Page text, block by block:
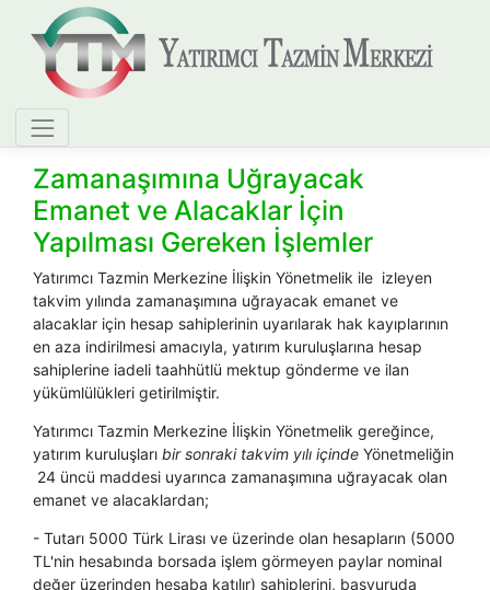
Zamanaşımına Uğrayacak
Emanet ve Alacaklar İçin
Yapılması Gereken İşlemler
Yatırımcı Tazmin Merkezine İlişkin Yönetmelik ile izleyen
takvim yılında zamanaşımına uğrayacak emanet ve
alacaklar için hesap sahiplerinin uyarılarak hak kayıplarının
en aza indirilmesi amacıyla, yatırım kuruluşlarına hesap
sahiplerine iadeli taahhütlü mektup gönderme ve ilan
yükümlülükleri getirilmiştir.
Yatırımcı Tazmin Merkezine İlişkin Yönetmelik gereğince,
yatırım kuruluşları bir sonraki takvim yılı içinde Yönetmeliğin
24 üncü maddesi uyarınca zamanaşımına uğrayacak olan
emanet ve alacaklardan;
- Tutarı 5000 Türk Lirası ve üzerinde olan hesapların (5000
TL'nin hesabında borsada işlem görmeyen paylar nominal
değer üzerinden hesaba katılır) sahiplerini, başvuruda